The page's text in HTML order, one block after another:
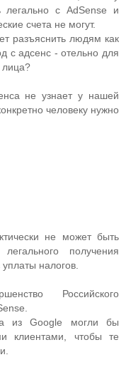
легально с AdSense и
счета не могут.
разъяснить людям как
с адсенс - отельно для
лица?
не узнает у нашей
человеку нужно
не может быть
получения
налогов.
Российского
из Google могли бы
клиентами, чтобы те